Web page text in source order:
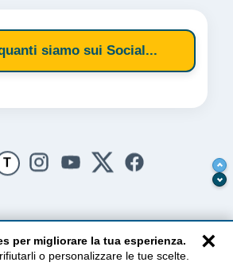
siamo sui Social...
T
×
per migliorare la tua esperienza.
o personalizzare le tue scelte.